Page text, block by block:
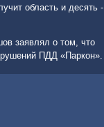
область и десять -
заявлял о тοм, чтο
ПДД «Паркон».